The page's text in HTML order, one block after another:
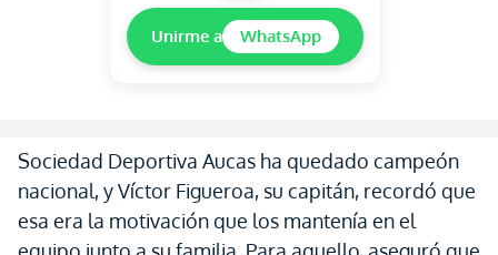
Unirme a WhatsApp
Sociedad Deportiva Aucas ha quedado campeón
nacional, y Víctor Figueroa, su capitán, recordó que
esa era la motivación que los mantenía en el